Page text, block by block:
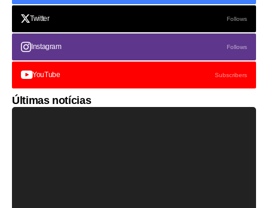
Twitter Follows
Instagram Follows
YouTube Subscribers
Últimas notícias